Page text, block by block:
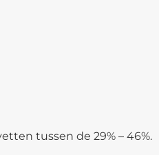
tussen de 29% – 46%.